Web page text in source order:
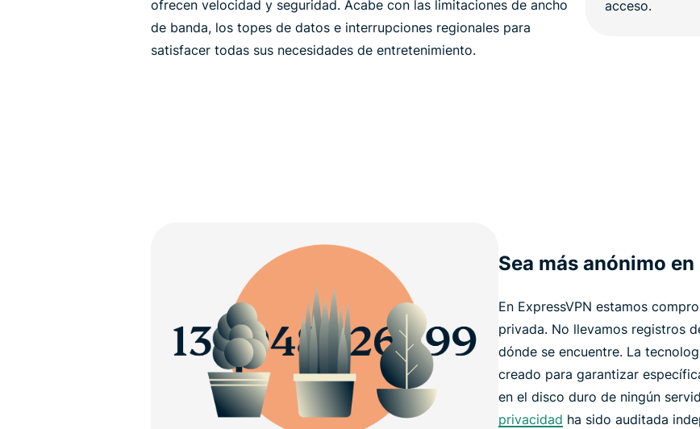
ofrecen velocidad y seguridad. Acabe con las limitaciones de ancho
de banda, los topes de datos e interrupciones regionales para
satisfacer todas sus necesidades de entretenimiento.
Sea más anónimo
En ExpressVPN estamos
privada. No llevamos registros
dónde se encuentre. La
creado para garantizar
en el disco duro de ningún
privacidad ha sido auditada